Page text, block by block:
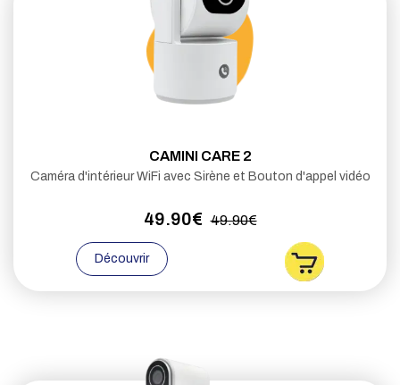
CAMINI CARE 2
Caméra d'intérieur WiFi avec Sirène et Bouton d'appel vidéo
49.90€ 49.90€
Découvrir